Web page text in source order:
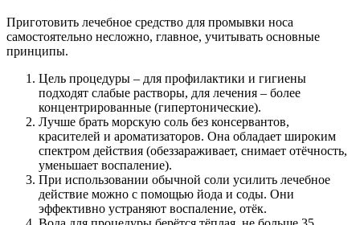
Приготовить лечебное средство для промывки носа
самостоятельно несложно, главное, учитывать основные
принципы.
Цель процедуры – для профилактики и гигиены
подходят слабые растворы, для лечения – более
концентрированные (гипертонические).
Лучше брать морскую соль без консервантов,
красителей и ароматизаторов. Она обладает широким
спектром действия (обеззараживает, снимает отёчность,
уменьшает воспаление).
При использовании обычной соли усилить лечебное
действие можно с помощью йода и соды. Они
эффективно устраняют воспаление, отёк.